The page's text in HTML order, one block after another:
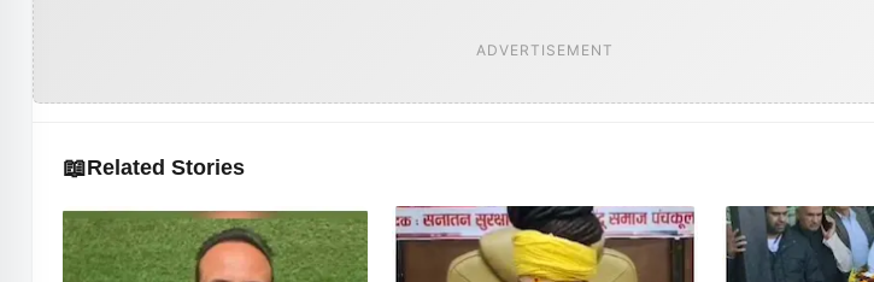
ADVERTISEMENT
📖Related Stories